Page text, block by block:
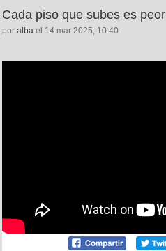
Cada piso que subes es peor
por alba el 14 mar 2025, 10:40